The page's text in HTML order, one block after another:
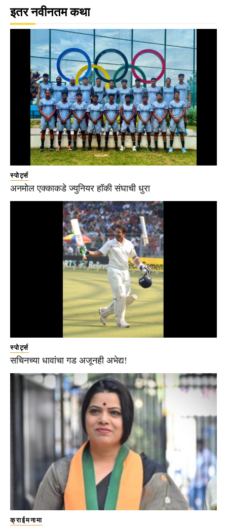
इतर नवीनतम कथा
स्पोर्ट्स
अनमोल एक्काकडे ज्युनियर हॉकी संघाची धुरा
स्पोर्ट्स
सचिनच्या धावांचा गड अजूनही अभेद्य!
क्राईमनामा